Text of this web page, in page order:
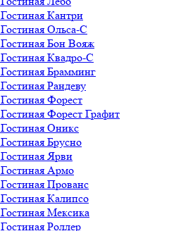
Гостиная Кантри
Гостиная Ольса-С
Гостиная Бон Вояж
Гостиная Квадро-С
Гостиная Брамминг
Гостиная Рандеву
Гостиная Форест
Гостиная Форест Графит
Гостиная Оникс
Гостиная Брусно
Гостиная Ярви
Гостиная Армо
Гостиная Прованс
Гостиная Калипсо
Гостиная Мексика
Гостиная Роллер